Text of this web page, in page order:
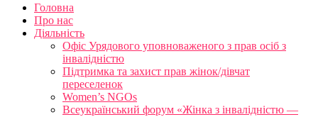
Головна
Про нас
Діяльність
Офіс Урядового уповноваженого з прав осіб з
інвалідністю
Підтримка та захист прав жінок/дівчат
переселенок
Women’s NGOs
Всеукраїнський форум «Жінка з інвалідністю —